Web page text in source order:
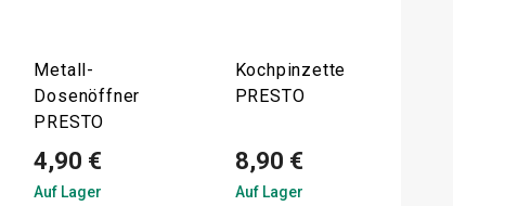
Metall-
Dosenöffner
PRESTO
4,90 €
Auf Lager
Kochpinzette
PRESTO
8,90 €
Auf Lager